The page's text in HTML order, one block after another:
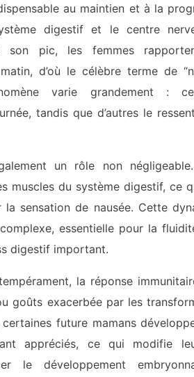
au maintien et à la
digestif et le centre
son pic, les femmes
d’où le célèbre terme de
varie grandement :
tandis que d’autres le
un rôle non
muscles du système digestif, ce
sensation de nausée. Cette
essentielle pour la
digestif important.
la réponse
goûts exacerbée par les
future mamans
appréciés, ce qui modifie
le développement